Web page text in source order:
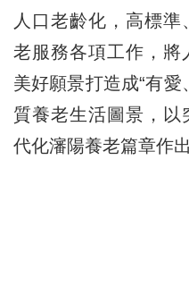
人口老齡化，高標
老服務各項工作，將
美好願景打造成“有
質養老生活圖景，以
代化瀋陽養老篇章作